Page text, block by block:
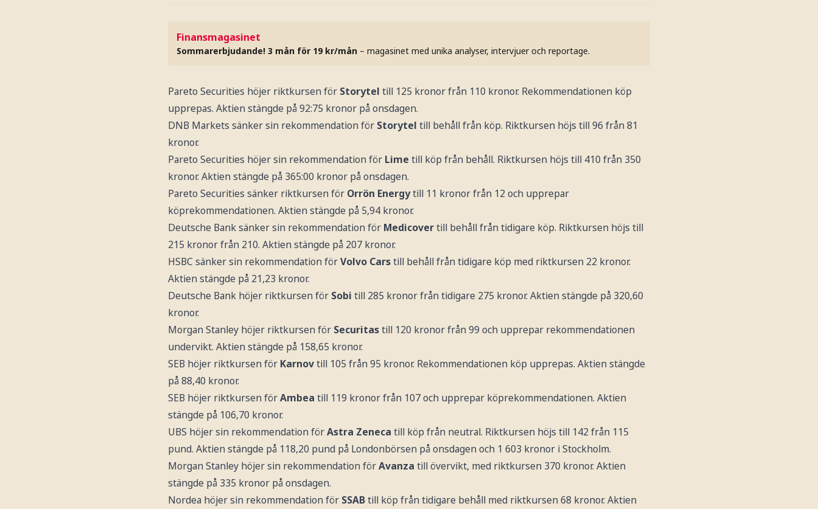
Finansmagasinet
Sommarerbjudande! 3 mån för 19 kr/mån – magasinet med unika analyser, intervjuer och reportage.
Pareto Securities höjer riktkursen för Storytel till 125 kronor från 110 kronor. Rekommendationen köp
upprepas. Aktien stängde på 92:75 kronor på onsdagen.
DNB Markets sänker sin rekommendation för Storytel till behåll från köp. Riktkursen höjs till 96 från 81
kronor.
Pareto Securities höjer sin rekommendation för Lime till köp från behåll. Riktkursen höjs till 410 från 350
kronor. Aktien stängde på 365:00 kronor på onsdagen.
Pareto Securities sänker riktkursen för Orrön Energytill 11 kronor från 12 och upprepar
köprekommendationen. Aktien stängde på 5,94 kronor.
Deutsche Bank sänker sin rekommendation för Medicovertill behåll från tidigare köp. Riktkursen höjs till
215 kronor från 210. Aktien stängde på 207 kronor.
HSBC sänker sin rekommendation förVolvo Carstill behåll från tidigare köp med riktkursen 22 kronor.
Aktien stängde på 21,23 kronor.
Deutsche Bank höjer riktkursen för Sobi till 285 kronor från tidigare 275 kronor. Aktien stängde på 320,60
kronor.
Morgan Stanley höjer riktkursen för Securitastill 120 kronor från 99 och upprepar rekommendationen
undervikt. Aktien stängde på 158,65 kronor.
SEB höjer riktkursen för Karnovtill 105 från 95 kronor. Rekommendationen köp upprepas. Aktien stängde
på 88,40 kronor.
SEB höjer riktkursen förAmbea till 119 kronor från 107 och upprepar köprekommendationen. Aktien
stängde på 106,70 kronor.
UBS höjer sin rekommendation förAstra Zeneca till köp från neutral. Riktkursen höjs till 142 från 115
pund. Aktien stängde på 118,20 pund på Londonbörsen på onsdagen och 1 603 kronor i Stockholm.
Morgan Stanley höjer sin rekommendation förAvanza till övervikt, med riktkursen 370 kronor. Aktien
stängde på 335 kronor på onsdagen.
Nordea höjer sin rekommendation för SSABtill köp från tidigare behåll med riktkursen 68 kronor. Aktien